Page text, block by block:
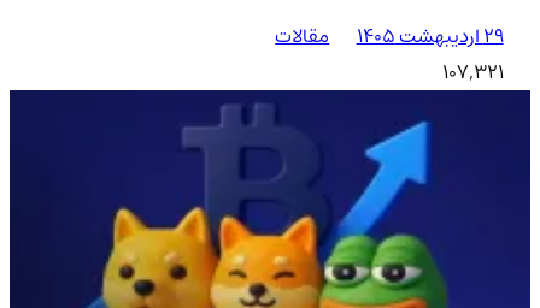
۲۹ اردیبهشت ۱۴۰۵
مقالات
107,321